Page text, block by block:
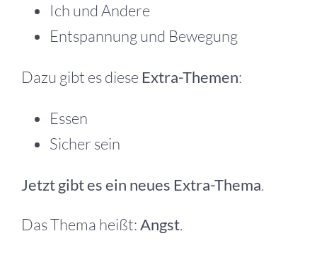
Ich und Andere
Entspannung und Bewegung
Dazu gibt es diese Extra-Themen:
Essen
Sicher sein
Jetzt gibt es ein neues Extra-Thema.
Das Thema heißt:Angst.